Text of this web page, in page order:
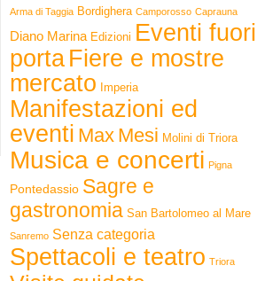
Arma di Taggia Bordighera Camporosso Caprauna
Diano Marina Edizioni Eventi fuori
porta Fiere e mostre
mercato
Imperia
Manifestazioni ed
eventi Max Mesi Molini di Triora
Musica e concerti Pigna
Pontedassio Sagre e
gastronomia San Bartolomeo al Mare
Sanremo Senza categoria
Spettacoli e teatro Triora